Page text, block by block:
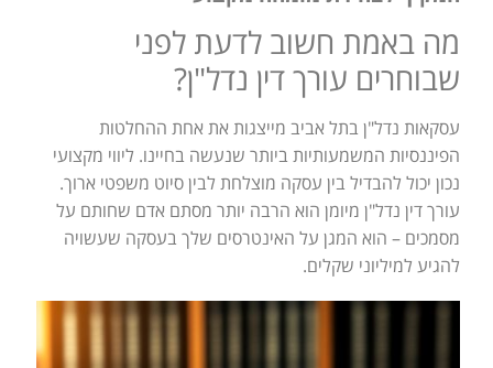
מה באמת חשוב לדעת לפני
שבוחרים עורך דין נדל"ן?
עסקאות נדל"ן בתל אביב מייצגות את אחת ההחלטות
הפיננסיות המשמעותיות ביותר שנעשה בחיינו. ליווי מקצועי
נכון יכול להבדיל בין עסקה מוצלחת לבין סיוט משפטי ארוך.
עורך דין נדל"ן מיומן הוא הרבה יותר מסתם אדם שחותם על
מסמכים – הוא המגן על האינטרסים שלך בעסקה שעשויה
להגיע למיליוני שקלים.